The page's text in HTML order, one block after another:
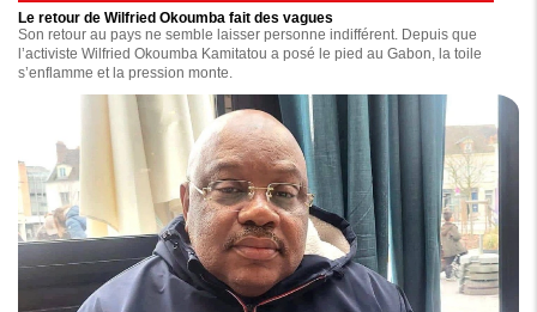
Le retour de Wilfried Okoumba fait des vagues
Son retour au pays ne semble laisser personne indifférent. Depuis que
l’activiste Wilfried Okoumba Kamitatou a posé le pied au Gabon, la toile
s’enflamme et la pression monte.